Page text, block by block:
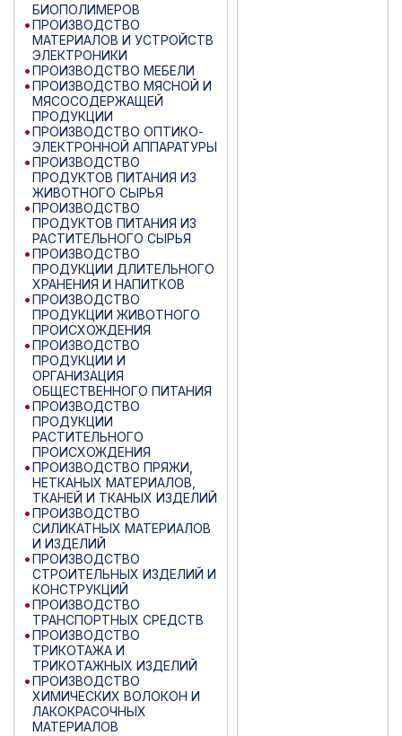
БИОПОЛИМЕРОВ
ПРОИЗВОДСТВО
МАТЕРИАЛОВ И УСТРОЙСТВ
ЭЛЕКТРОНИКИ
ПРОИЗВОДСТВО МЕБЕЛИ
ПРОИЗВОДСТВО МЯСНОЙ И
МЯСОСОДЕРЖАЩЕЙ
ПРОДУКЦИИ
ПРОИЗВОДСТВО ОПТИКО-
ЭЛЕКТРОННОЙ АППАРАТУРЫ
ПРОИЗВОДСТВО
ПРОДУКТОВ ПИТАНИЯ ИЗ
ЖИВОТНОГО СЫРЬЯ
ПРОИЗВОДСТВО
ПРОДУКТОВ ПИТАНИЯ ИЗ
РАСТИТЕЛЬНОГО СЫРЬЯ
ПРОИЗВОДСТВО
ПРОДУКЦИИ ДЛИТЕЛЬНОГО
ХРАНЕНИЯ И НАПИТКОВ
ПРОИЗВОДСТВО
ПРОДУКЦИИ ЖИВОТНОГО
ПРОИСХОЖДЕНИЯ
ПРОИЗВОДСТВО
ПРОДУКЦИИ И
ОРГАНИЗАЦИЯ
ОБЩЕСТВЕННОГО ПИТАНИЯ
ПРОИЗВОДСТВО
ПРОДУКЦИИ
РАСТИТЕЛЬНОГО
ПРОИСХОЖДЕНИЯ
ПРОИЗВОДСТВО ПРЯЖИ,
НЕТКАНЫХ МАТЕРИАЛОВ,
ТКАНЕЙ И ТКАНЫХ ИЗДЕЛИЙ
ПРОИЗВОДСТВО
СИЛИКАТНЫХ МАТЕРИАЛОВ
И ИЗДЕЛИЙ
ПРОИЗВОДСТВО
СТРОИТЕЛЬНЫХ ИЗДЕЛИЙ И
КОНСТРУКЦИЙ
ПРОИЗВОДСТВО
ТРАНСПОРТНЫХ СРЕДСТВ
ПРОИЗВОДСТВО
ТРИКОТАЖА И
ТРИКОТАЖНЫХ ИЗДЕЛИЙ
ПРОИЗВОДСТВО
ХИМИЧЕСКИХ ВОЛОКОН И
ЛАКОКРАСОЧНЫХ
МАТЕРИАЛОВ